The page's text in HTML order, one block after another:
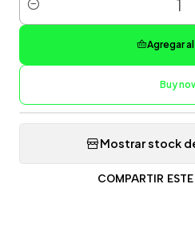
Cantidad
Agregar
Buy
Mostrar stock
COMPARTIR